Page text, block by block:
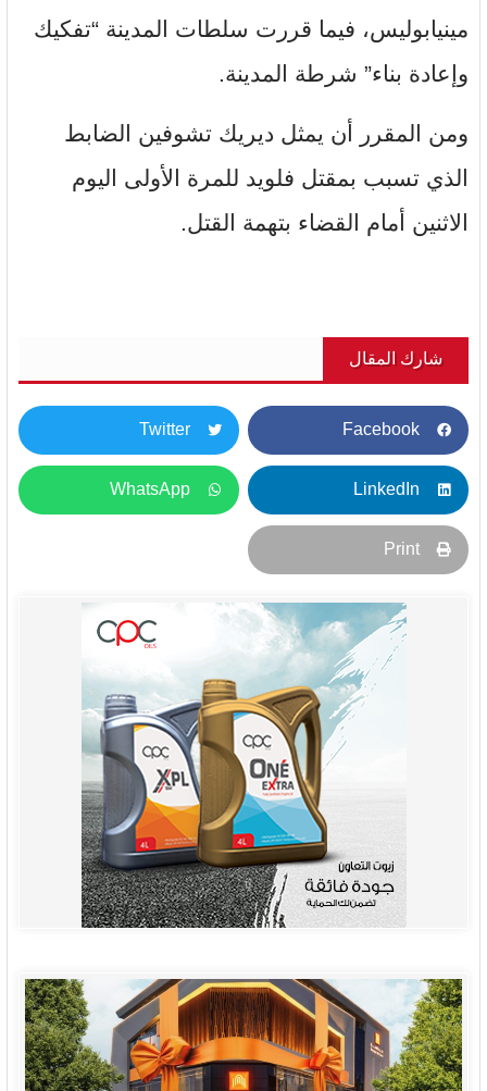
مينيابوليس، فيما قررت سلطات المدينة “تفكيك
وإعادة بناء” شرطة المدينة.
ومن المقرر أن يمثل ديريك تشوفين الضابط
الذي تسبب بمقتل فلويد للمرة الأولى اليوم
الاثنين أمام القضاء بتهمة القتل.
شارك المقال
Facebook
Twitter
LinkedIn
WhatsApp
Print